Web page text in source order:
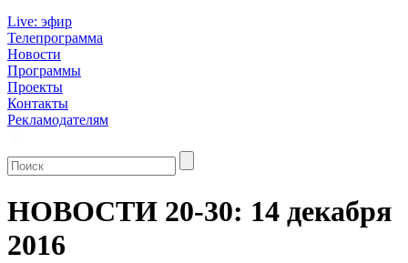
Live: эфир
Телепрограмма
Новости
Программы
Проекты
Контакты
Рекламодателям
НОВОСТИ 20-30: 14 декабря
2016